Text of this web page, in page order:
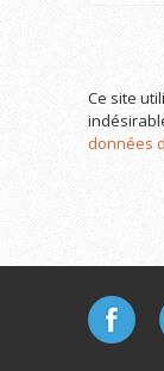
Ce site
données